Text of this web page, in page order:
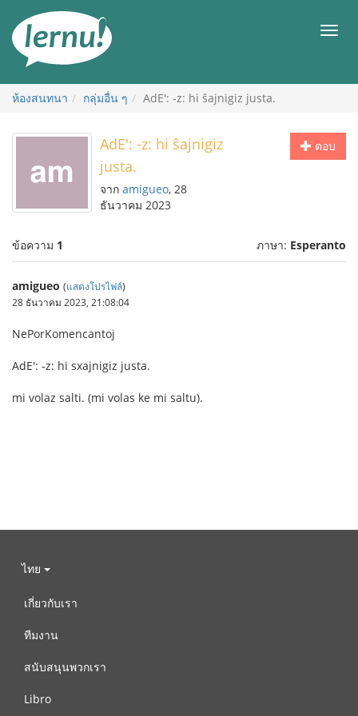
สารบัญ
เมนู
ห้องสนทนา กลุ่มอื่น ๆ AdE': -z: hi ŝajnigiz justa.
ตอบ
AdE': -z: hi ŝajnigiz
justa.
จาก amigueo, 28
ธันวาคม 2023
ข้อความ 1 ภาษา: Esperanto
amigueo (แสดงโปรไฟล์)
28 ธันวาคม 2023, 21:08:04
NePorKomencantoj
AdE': -z: hi sxajnigiz justa.
mi volaz salti. (mi volas ke mi saltu).
ไทย
เกี่ยวกับเรา
ทีมงาน
สนับสนุนพวกเรา
Libro